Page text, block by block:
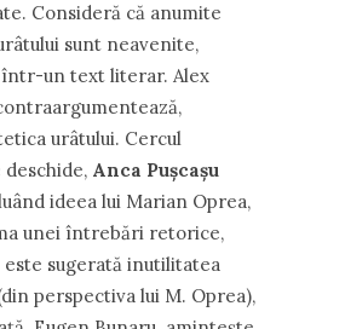
Consideră că anumite
sunt neavenite,
într-un text literar. Alex
urâtului. Cercul
Anca Puşcaşu
ideea lui Marian Oprea,
unei întrebări retorice,
sugerată inutilitatea
perspectiva lui M. Oprea),